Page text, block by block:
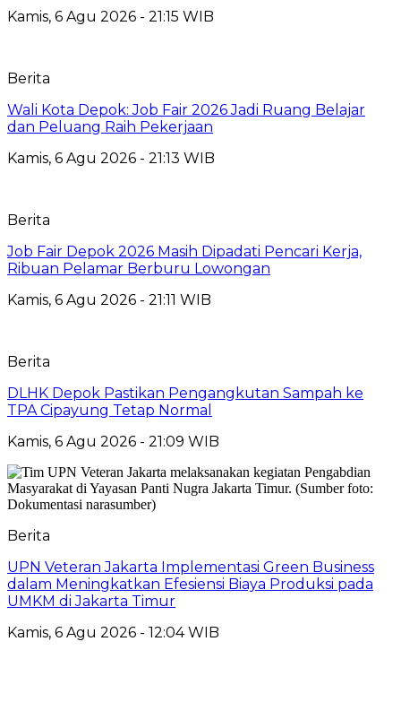
Kamis, 6 Agu 2026 - 21:15 WIB
Berita
Wali Kota Depok: Job Fair 2026 Jadi Ruang Belajar
dan Peluang Raih Pekerjaan
Kamis, 6 Agu 2026 - 21:13 WIB
Berita
Job Fair Depok 2026 Masih Dipadati Pencari Kerja,
Ribuan Pelamar Berburu Lowongan
Kamis, 6 Agu 2026 - 21:11 WIB
Berita
DLHK Depok Pastikan Pengangkutan Sampah ke
TPA Cipayung Tetap Normal
Kamis, 6 Agu 2026 - 21:09 WIB
Berita
UPN Veteran Jakarta Implementasi Green Business
dalam Meningkatkan Efesiensi Biaya Produksi pada
UMKM di Jakarta Timur
Kamis, 6 Agu 2026 - 12:04 WIB